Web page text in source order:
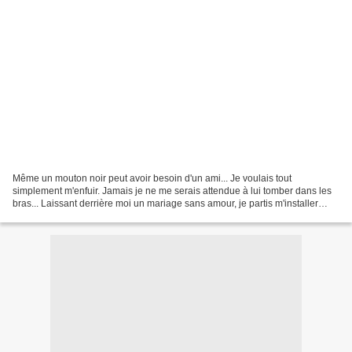
Même un mouton noir peut avoir besoin d'un ami... Je voulais tout
simplement m'enfuir. Jamais je ne me serais attendue à lui tomber dans les
bras... Laissant derrière moi un mariage sans amour, je partis m'installer